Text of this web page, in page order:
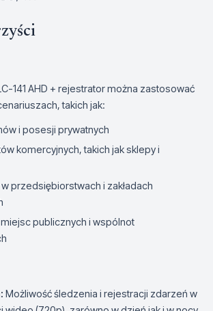
141 AHD + rejestrator można zastosować
takich jak:
i posesji prywatnych
komercyjnych, takich jak sklepy i
przedsiębiorstwach i zakładach
publicznych i wspólnot
Możliwość śledzenia i rejestracji zdarzeń w